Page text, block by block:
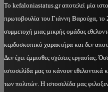
Το kefaloniastatus.gr αποτελεί μία
πρωτοβουλία του Γιάννη Βαρούχα, το
συμμετοχή μιας μικρής ομάδας
κερδοσκοπικό χαρακτήρα και δεν
Δεν έχει έμμισθες σχέσεις εργασίας.
ιστοσελίδα μας το κάνουν
των πολιτών. Η ιστοσελίδα μας